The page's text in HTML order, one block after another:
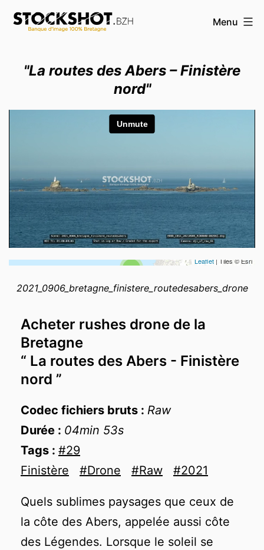
Aller
d'images
Menu
"La routes des Abers – Finistère
nord"
Travelers' Map is loading...
loaded completely, leafletJS files are
2
−
Leaflet | Tiles © Esri
2021_0906_bretagne_finistere_routedesabers_drone
Acheter rushes drone de la
Bretagne
“ La routes des Abers - Finistère
nord ”
Codec fichiers bruts : Raw
Durée : 04min 53s
Tags : #29
Finistère
#Drone #Raw #2021
Quels sublimes paysages que ceux de
la côte des Abers, appelée aussi côte
des Légendes. Lorsque le soleil se